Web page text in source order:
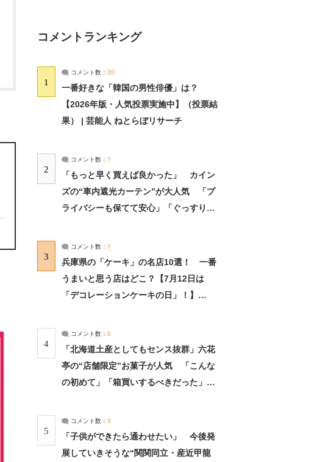
コメントランキング
1
コメント数： 20
一番好きな「韓国の男性俳優」は？
【2026年版・人気投票実施中】（投票結
果） | 芸能人 ねとらぼリサーチ
2
コメント数： 7
「もっと早く買えば良かった」 カイン
ズの“車内遮光カーテン”が大人気 「プ
ライバシーも保てて安心」「ぐっすり眠
3
コメント数： 7
兵庫県の「ケーキ」の名店10選！ 一番
うまいと思う店はどこ？【7月12日は
「デコレーションケーキの日」！】
4
コメント数： 5
「北海道土産としてもセンス抜群」六花
亭の“店舗限定”お菓子が人気 「こんな
の初めて」「箱買いするべきだった」
5
コメント数： 3
「子供ができたら通わせたい」 今後発
展していきそうな“関関同立・産近甲龍